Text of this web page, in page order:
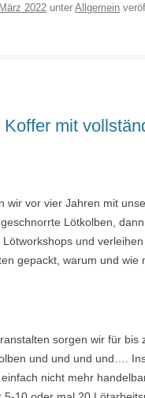
2022 unter Allgemein
mit
wir vor vier Jahren mit
Lötkolben,
und
gepackt, warum und wie
sorgen wir für bis
und und und und….
nicht mehr